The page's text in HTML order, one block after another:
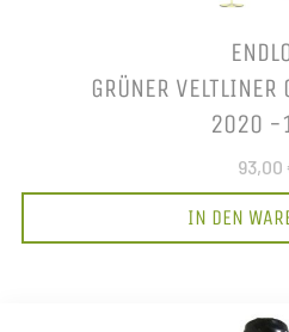
GRÜNER VELTLINER
2020 -
93,00
IN DEN